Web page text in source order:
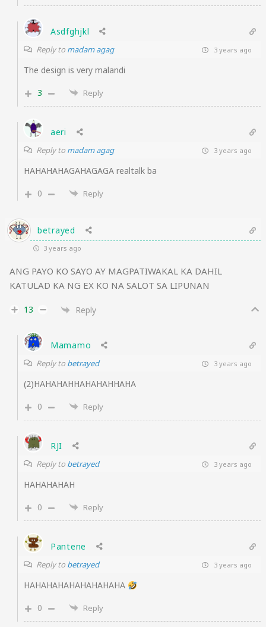
Asdfghjkl
Reply to madam agag 3 years ago
The design is very malandi
3
Reply
aeri
Reply to madam agag 3 years ago
HAHAHAHAGAHAGAGA realtalk ba
0
Reply
betrayed
3 years ago
ANG PAYO KO SAYO AY MAGPATIWAKAL KA DAHIL
KATULAD KA NG EX KO NA SALOT SA LIPUNAN
13 Reply
Mamamo
Reply to betrayed 3 years ago
(2)HAHAHAHHAHAHAHHAHA
0
Reply
RJI
Reply to betrayed 3 years ago
HAHAHAHAH
0
Reply
Pantene
Reply to betrayed 3 years ago
HAHAHAHAHAHAHAHAHA
0
Reply